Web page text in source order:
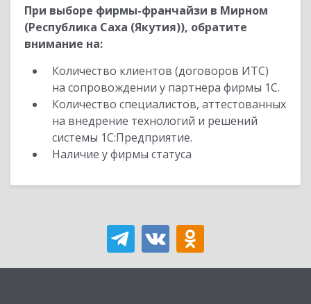
При выборе фирмы-франчайзи в Мирном
(Республика Саха (Якутия)), обратите
внимание на:
Количество клиентов (договоров ИТС)
на сопровождении у партнера фирмы 1С.
Количество специалистов, аттестованных
на внедрение технологий и решений
системы 1С:Предприятие.
Наличие у фирмы статуса